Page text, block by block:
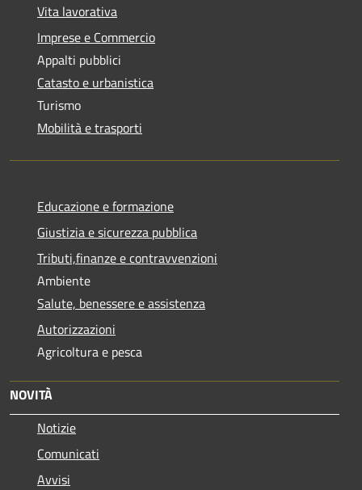
Vita lavorativa
Imprese e Commercio
Appalti pubblici
Catasto e urbanistica
Turismo
Mobilità e trasporti
Educazione e formazione
Giustizia e sicurezza pubblica
Tributi,finanze e contravvenzioni
Ambiente
Salute, benessere e assistenza
Autorizzazioni
Agricoltura e pesca
NOVITÀ
Notizie
Comunicati
Avvisi